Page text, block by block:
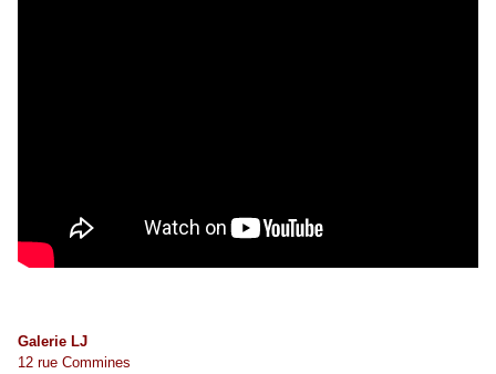
Galerie LJ
12 rue Commines